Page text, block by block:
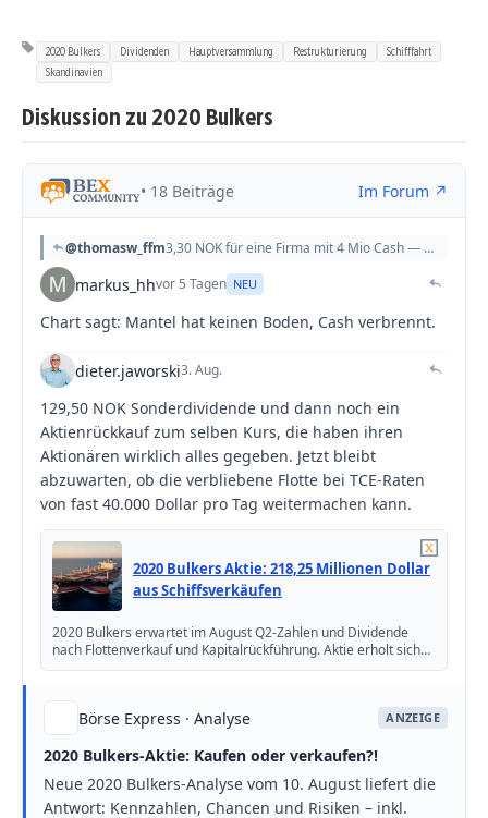
2020 Bulkers Dividenden Hauptversammlung Restrukturierung
Schifffahrt
Skandinavien
Diskussion zu 2020 Bulkers